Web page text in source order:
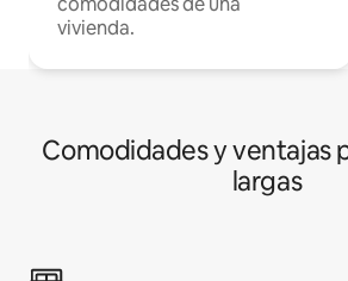
vivienda.
Comodidades y ventajas
largas